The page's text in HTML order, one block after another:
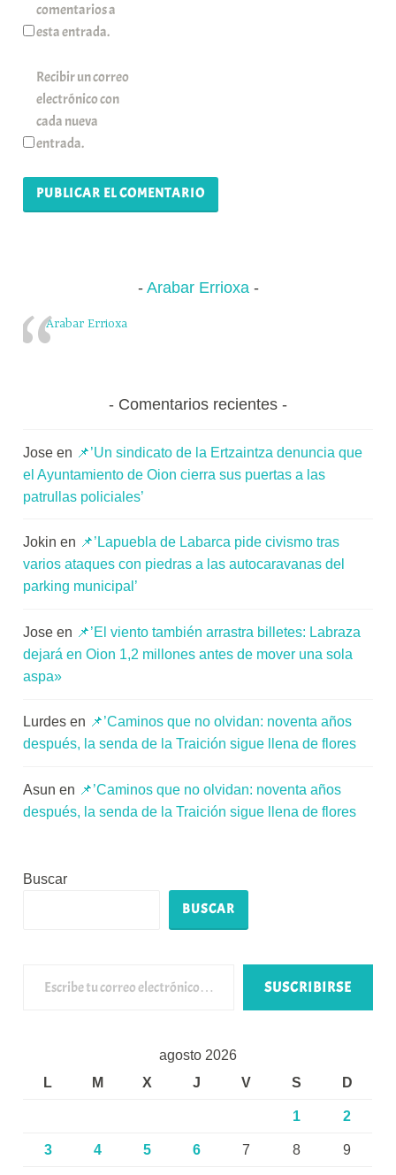
comentarios a
esta entrada.
Recibir un correo
electrónico con
cada nueva
entrada.
Arabar Errioxa
Arabar Errioxa
Comentarios recientes
Jose en 📌’Un sindicato de la Ertzaintza denuncia que
el Ayuntamiento de Oion cierra sus puertas a las
patrullas policiales’
Jokin en 📌’Lapuebla de Labarca pide civismo tras
varios ataques con piedras a las autocaravanas del
parking municipal’
Jose en 📌’El viento también arrastra billetes: Labraza
dejará en Oion 1,2 millones antes de mover una sola
aspa»
Lurdes en 📌’Caminos que no olvidan: noventa años
después, la senda de la Traición sigue llena de flores
Asun en 📌’Caminos que no olvidan: noventa años
después, la senda de la Traición sigue llena de flores
Buscar
BUSCAR
SUSCRIBIRSE
agosto 2026
L
M X J V S D
1 2
3 4 5 6 7 8 9